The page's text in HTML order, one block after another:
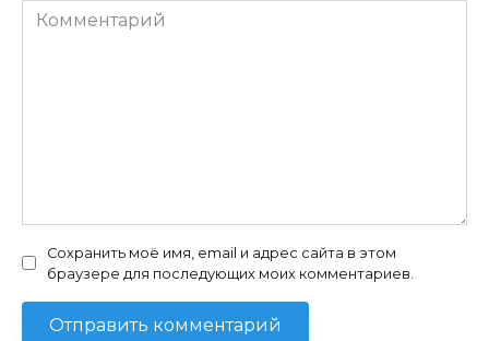
Комментарий
Сохранить моё имя, email и адрес сайта в этом
браузере для последующих моих комментариев.